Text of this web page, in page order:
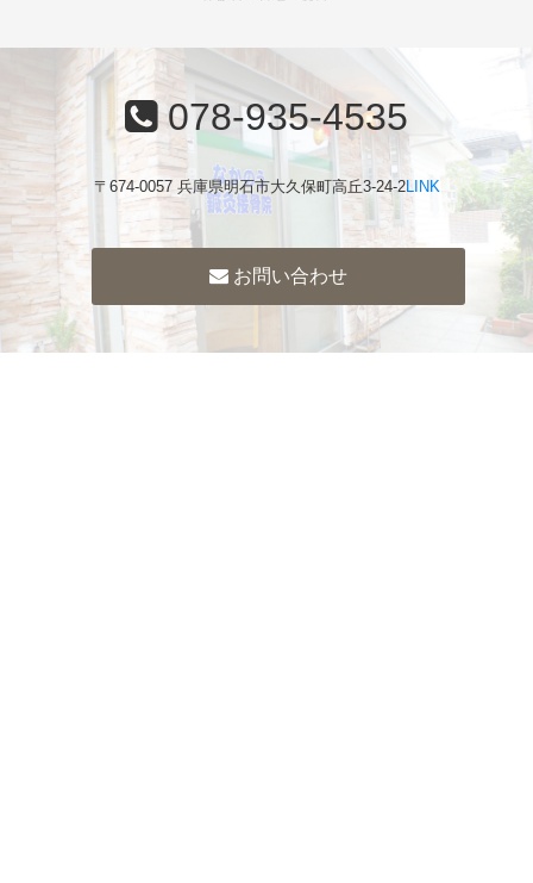
078-935-4535
〒674-0057 兵庫県明石市大久保町高丘3-24-2LINK
お問い合わせ